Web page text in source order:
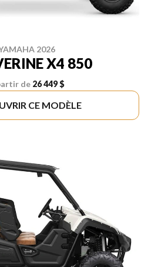
2026
X4 850
de 26 449 $
CE MODÈLE